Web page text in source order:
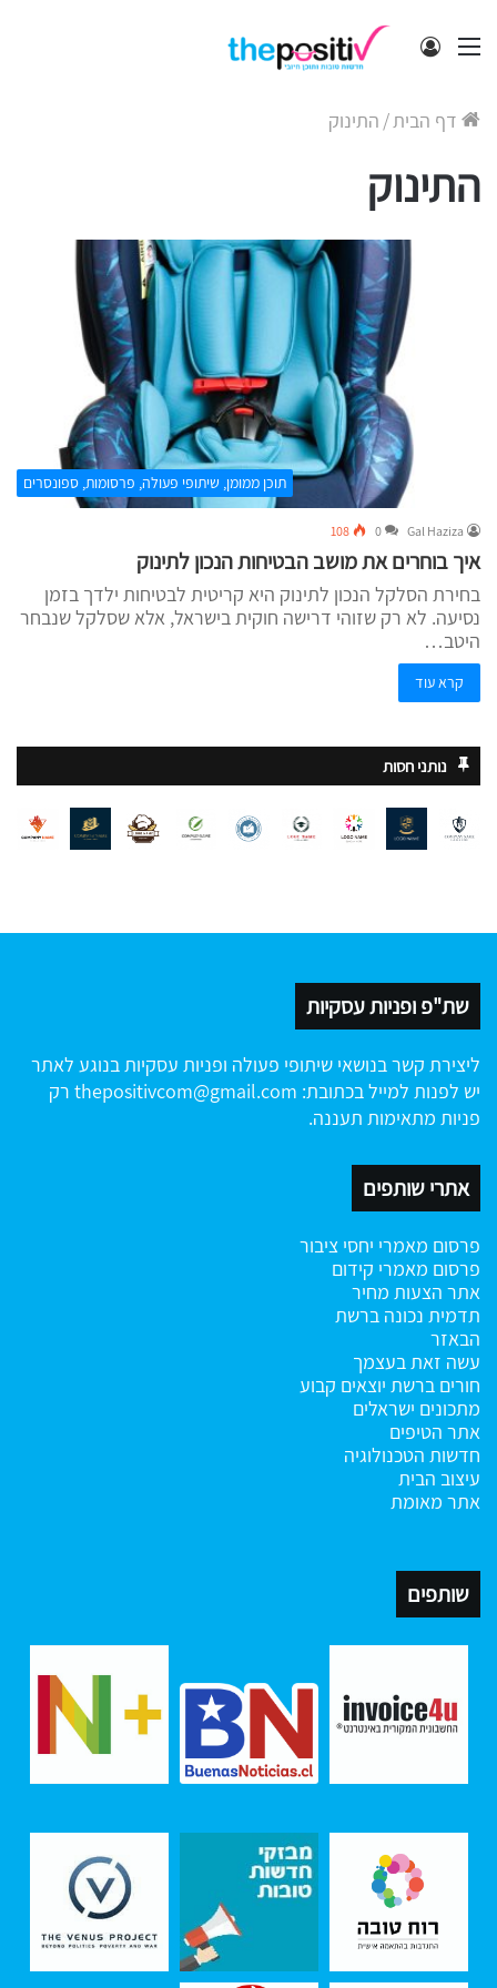
תפריט התחבר
דף הבית/ התינוק
התינוק
תוכן ממומן, שיתופי פעולה, פרסומות, ספונסרים
Gal Haziza
0
108
איך בוחרים את מושב הבטיחות הנכון לתינוק
בחירת הסלקל הנכון לתינוק היא קריטית לבטיחות ילדך בזמן
נסיעה. לא רק שזוהי דרישה חוקית בישראל, אלא שסלקל שנבחר
היטב…
קרא עוד
נותני חסות
שת"פ ופניות עסקיות
ליצירת קשר בנושאי שיתופי פעולה ופניות עסקיות בנוגע לאתר
יש לפנות למייל בכתובת: thepositivcom@gmail.com רק
פניות מתאימות תעננה.
אתרי שותפים
פרסום מאמרי יחסי ציבור
פרסום מאמרי קידום
אתר הצעות מחיר
תדמית נכונה ברשת
הבאזר
עשה זאת בעצמך
חורים ברשת יוצאים קבוע
מתכונים ישראלים
אתר הטיפים
חדשות הטכנולוגיה
עיצוב הבית
אתר מאומת
שותפים